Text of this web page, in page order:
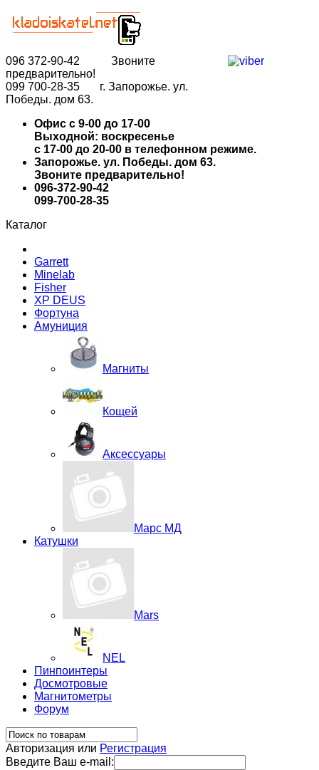
096 372-90-42 Звоните
предварительно!
099 700-28-35 г. Запорожье. ул.
Победы. дом 63.
Офис с 9-00 до 17-00
Выходной: воскресенье
с 17-00 до 20-00 в телефонном режиме.
Запорожье. ул. Победы. дом 63.
Звоните предварительно!
096-372-90-42
099-700-28-35
Каталог
Garrett
Minelab
Fisher
XP DEUS
Фортуна
Амуниция
Магниты
Кощей
Аксессуары
Марс МД
Катушки
Mars
NEL
Пинпоинтеры
Досмотровые
Магнитометры
Форум
Авторизация или Регистрация
Введите Ваш e-mail: